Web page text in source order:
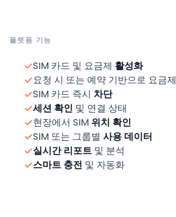
플랫폼 기능
SIM 카드 및 요금제 활성화
요청 시 또는 예약 기반으로 요금제
SIM 카드 즉시 차단
세션 확인 및 연결 상태
현장에서 SIM 위치 확인
SIM 또는 그룹별 사용 데이터
실시간 리포트 및 분석
스마트 충전 및 자동화